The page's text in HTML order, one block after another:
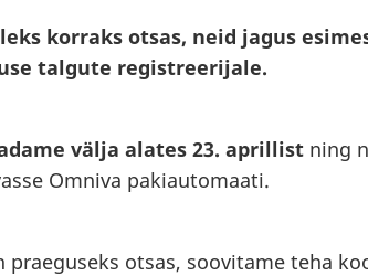
korraks otsas, neid jagus
talgute registreerijale.
välja alates 23. aprillist ning
Omniva pakiautomaati.
praeguseks otsas, soovitame teha